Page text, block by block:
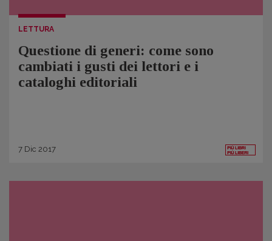
LETTURA
Questione di generi: come sono
cambiati i gusti dei lettori e i
cataloghi editoriali
7 Dic 2017